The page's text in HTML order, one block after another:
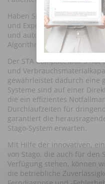
Haben Sie teil an dem
und Experten, durch
und automatisierte
Algorithmen die den
Der STA Compact Max 3
und
gewährleistet dadurch eine
Systeme sind auf einer
die ein effizientes
Durchlaufzeiten für
garantiert die
Stago-System erwarten.
Mit Hilfe der innovativen,
von Stago, die auch für den
Verfügung stehen, können
die betriebliche